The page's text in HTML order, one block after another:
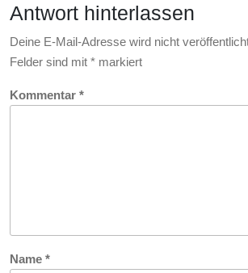
Antwort hinterlassen
Deine E-Mail-Adresse wird nicht
Felder sind mit * markiert
Kommentar *
Name *